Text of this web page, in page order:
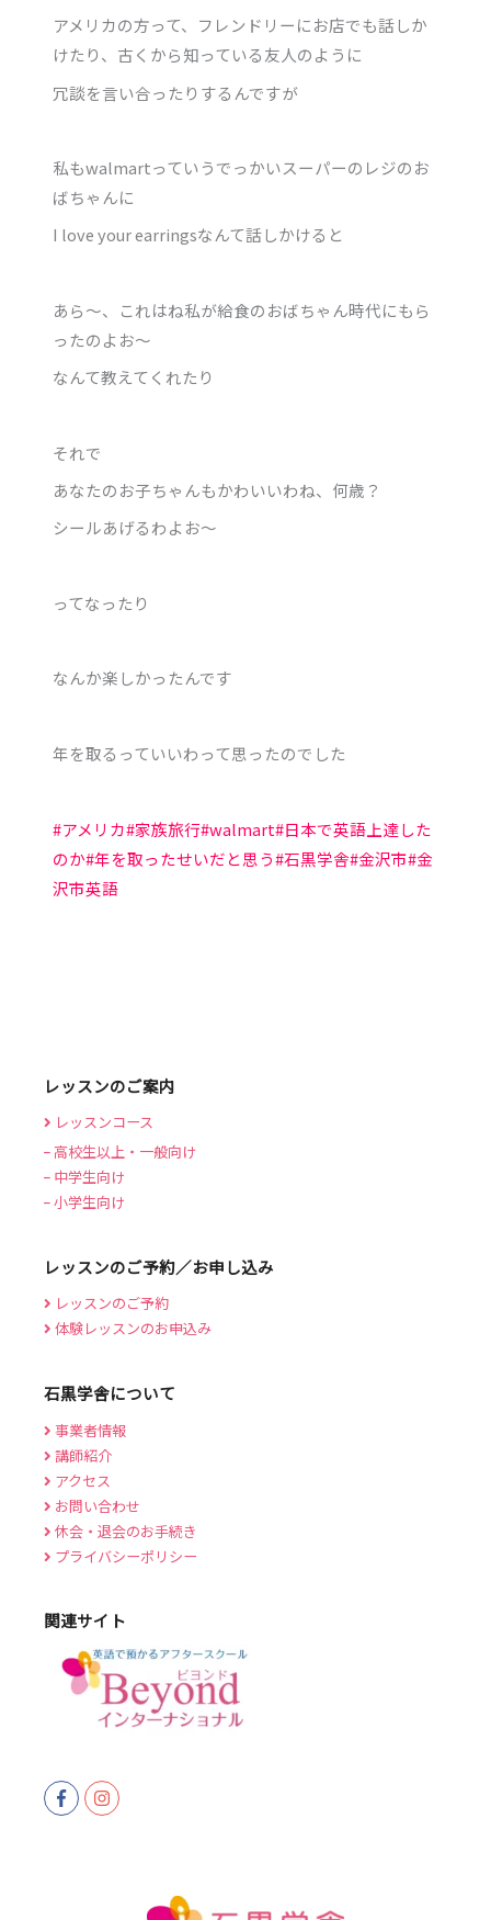
アメリカの方って、フレンドリーにお店でも話しか
けたり、古くから知っている友人のように
冗談を言い合ったりするんですが
私もwalmartっていうでっかいスーパーのレジのお
ばちゃんに
I love your earringsなんて話しかけると
あら～、これはね私が給食のおばちゃん時代にもら
ったのよお～
なんて教えてくれたり
それで
あなたのお子ちゃんもかわいいわね、何歳？
シールあげるわよお～
ってなったり
なんか楽しかったんです
年を取るっていいわって思ったのでした
#アメリカ#家族旅行#walmart#日本で英語上達した
のか#年を取ったせいだと思う#石黒学舎#金沢市#金
沢市英語
レッスンのご案内
レッスンコース
高校生以上・一般向け
中学生向け
小学生向け
レッスンのご予約／お申し込み
レッスンのご予約
体験レッスンのお申込み
石黒学舎について
事業者情報
講師紹介
アクセス
お問い合わせ
休会・退会のお手続き
プライバシーポリシー
関連サイト